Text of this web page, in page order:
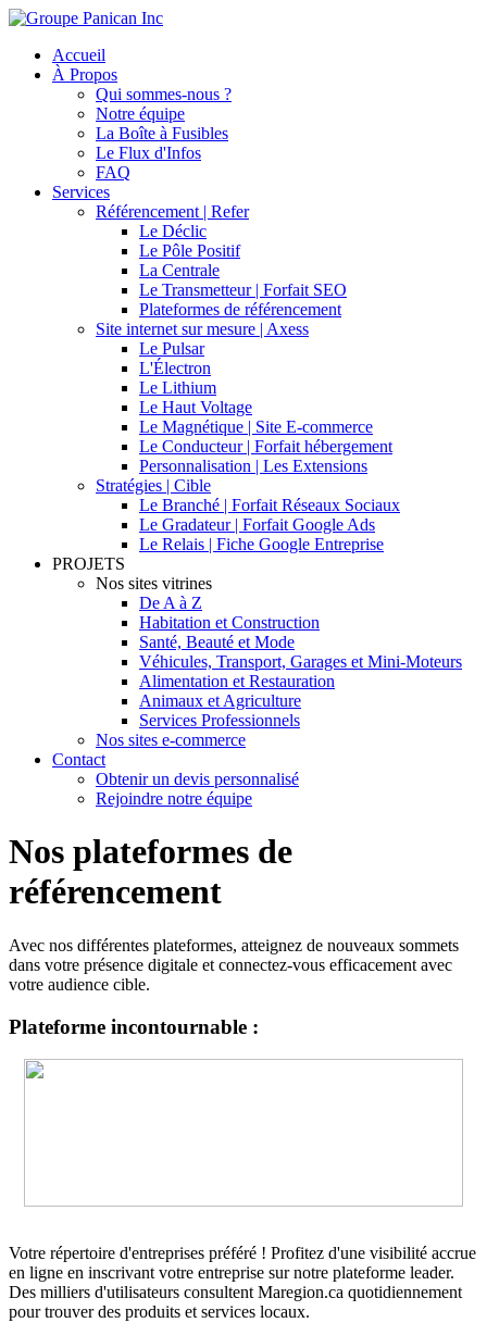
Accueil
À Propos
Qui sommes-nous ?
Notre équipe
La Boîte à Fusibles
Le Flux d'Infos
FAQ
Services
Référencement | Refer
Le Déclic
Le Pôle Positif
La Centrale
Le Transmetteur | Forfait SEO
Plateformes de référencement
Site internet sur mesure | Axess
Le Pulsar
L'Électron
Le Lithium
Le Haut Voltage
Le Magnétique | Site E-commerce
Le Conducteur | Forfait hébergement
Personnalisation | Les Extensions
Stratégies | Cible
Le Branché | Forfait Réseaux Sociaux
Le Gradateur | Forfait Google Ads
Le Relais | Fiche Google Entreprise
PROJETS
Nos sites vitrines
De A à Z
Habitation et Construction
Santé, Beauté et Mode
Véhicules, Transport, Garages et Mini-Moteurs
Alimentation et Restauration
Animaux et Agriculture
Services Professionnels
Nos sites e-commerce
Contact
Obtenir un devis personnalisé
Rejoindre notre équipe
Nos plateformes de
référencement
Avec nos différentes plateformes, atteignez de nouveaux sommets
dans votre présence digitale et connectez-vous efficacement avec
votre audience cible.
Plateforme incontournable :
Votre répertoire d'entreprises préféré ! Profitez d'une visibilité accrue
en ligne en inscrivant votre entreprise sur notre plateforme leader.
Des milliers d'utilisateurs consultent Maregion.ca quotidiennement
pour trouver des produits et services locaux.